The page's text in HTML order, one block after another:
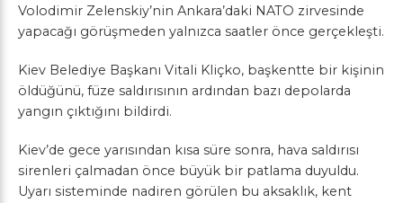
Volodimir Zelenskiy’nin Ankara’daki NATO zirvesinde
yapacağı görüşmeden yalnızca saatler önce gerçekleşti.
Kiev Belediye Başkanı Vitali Kliçko, başkentte bir kişinin
öldüğünü, füze saldırısının ardından bazı depolarda
yangın çıktığını bildirdi.
Kiev’de gece yarısından kısa süre sonra, hava saldırısı
sirenleri çalmadan önce büyük bir patlama duyuldu.
Uyarı sisteminde nadiren görülen bu aksaklık, kent